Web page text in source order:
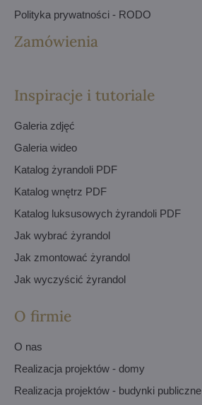
Polityka prywatności - RODO
Zamówienia
Inspiracje i tutoriale
Galeria zdjęć
Galeria wideo
Katalog żyrandoli PDF
Katalog wnętrz PDF
Katalog luksusowych żyrandoli PDF
Jak wybrać żyrandol
Jak zmontować żyrandol
Jak wyczyścić żyrandol
O firmie
O nas
Realizacja projektów - domy
Realizacja projektów - budynki publiczne